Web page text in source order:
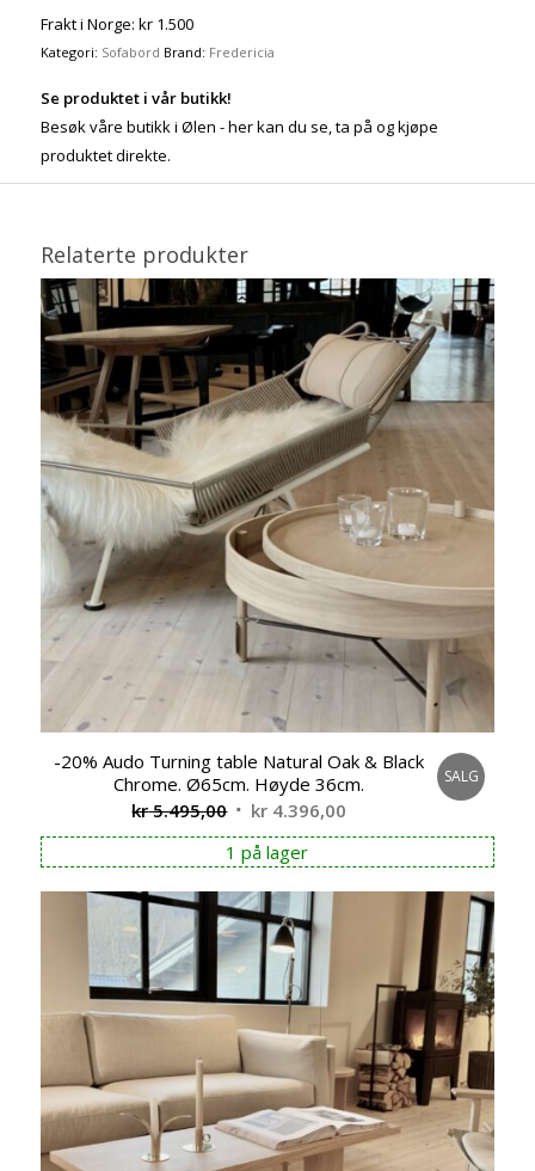
Frakt i Norge: kr 1.500
Kategori: Sofabord Brand: Fredericia
Se produktet i vår butikk!
Besøk våre butikk i Ølen - her kan du se, ta på og kjøpe
produktet direkte.
Relaterte produkter
-20% Audo Turning table Natural Oak & Black
Chrome. Ø65cm. Høyde 36cm.
kr5.495,00 Opprinnelig
pris
var:
kr 5.495,00.
kr 4.396,00
pris
er:
kr 4.396,00.
SALG
1 på lager